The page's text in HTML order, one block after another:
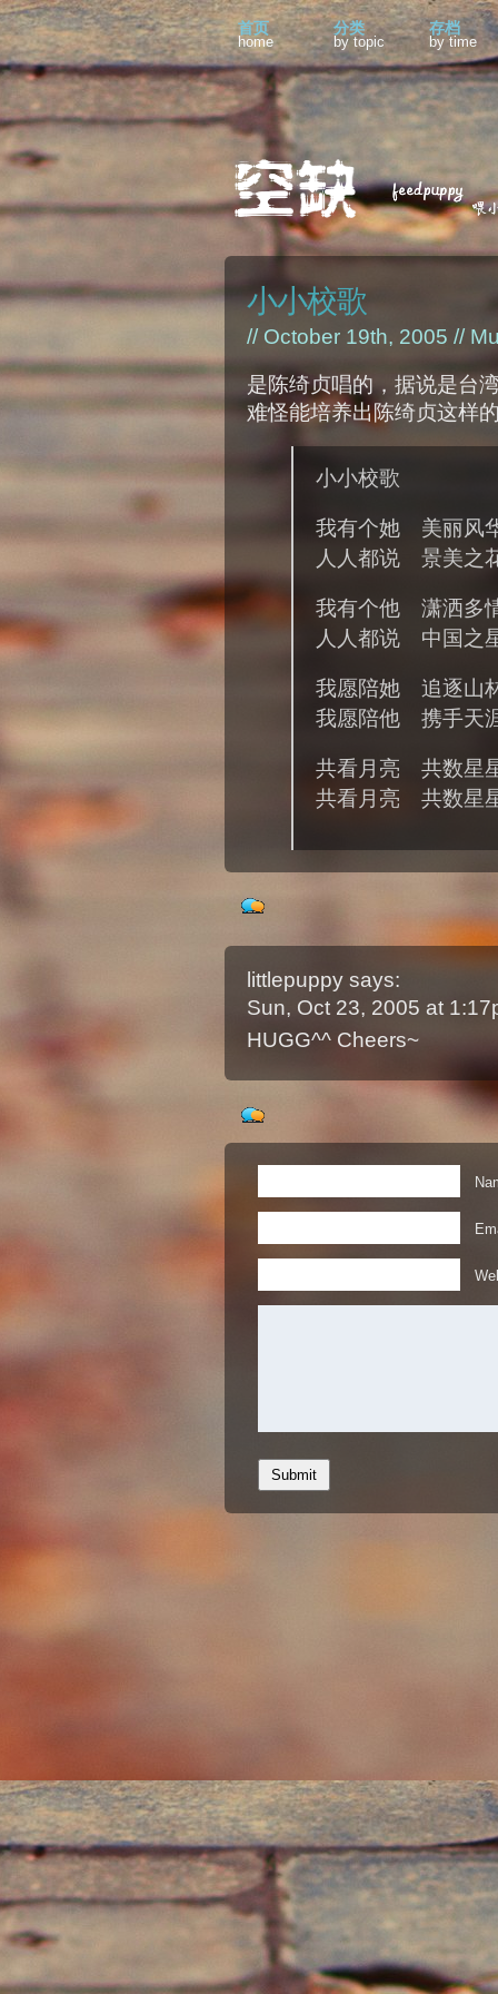
首页
home
分类
by topic
存档
by time
小小校歌
// October 19th, 2005 //
是陈绮贞唱的，据说是台
难怪能培养出陈绮贞这样
小小校歌
我有个她 美丽风
人人都说 景美之
我有个他 潇洒多
人人都说 中国之
我愿陪她 追逐山
我愿陪他 携手天
共看月亮 共数星
共看月亮 共数星
littlepuppy says:
Sun, Oct 23, 2005 at
HUGG^^ Cheers~